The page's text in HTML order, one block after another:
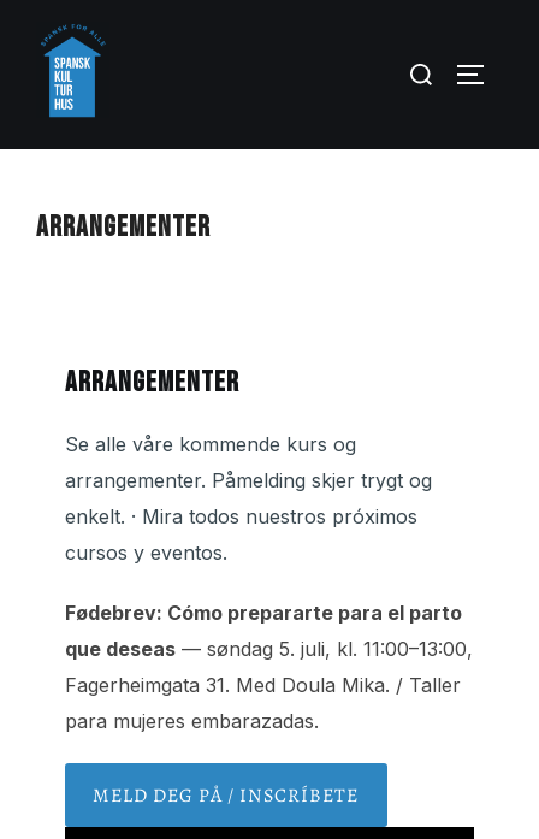
content
Search
ARRANGEMENTER
ARRANGEMENTER
Se alle våre kommende kurs og
arrangementer. Påmelding skjer trygt og
enkelt. · Mira todos nuestros próximos
cursos y eventos.
Fødebrev: Cómo prepararte para el parto
que deseas — søndag 5. juli, kl. 11:00–13:00,
Fagerheimgata 31. Med Doula Mika. / Taller
para mujeres embarazadas.
MELD DEG PÅ / INSCRÍBETE